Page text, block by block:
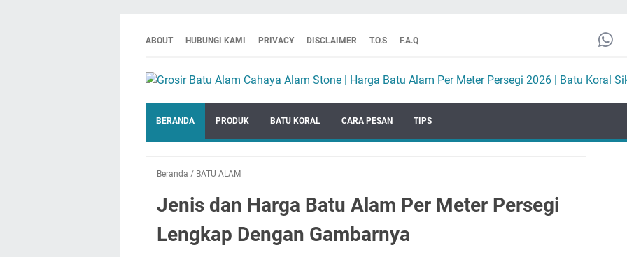
ABOUT HUBUNGI KAMI PRIVACY DISCLAIMER T.O.S F.A.Q
BERANDA PRODUK BATU KORAL CARA PESAN TIPS
Beranda / BATU ALAM
Jenis dan Harga Batu Alam Per Meter Persegi
Lengkap Dengan Gambarnya